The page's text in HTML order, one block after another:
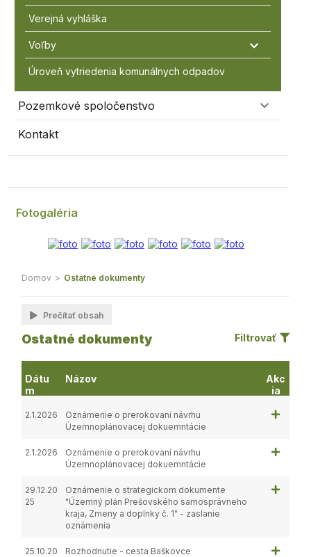
Verejná vyhláška
Voľby
Úroveň vytriedenia komunálnych odpadov
Pozemkové spoločenstvo
Kontakt
Fotogaléria
Domov > Ostatné dokumenty
Prečítať obsah
Ostatné dokumenty Filtrovať
Dátu
m
Názov
Akc
ia
2.1.2026
Oznámenie o prerokovaní návrhu
Územnoplánovacej dokuemntácie
2.1.2026
Oznámenie o prerokovaní návrhu
Územnoplánovacej dokuemntácie
29.12.20
25
Oznámenie o strategickom dokumente
"Územný plán Prešovského samosprávneho
kraja, Zmeny a doplnky č. 1" - zaslanie
oznámenia
25.10.20
Rozhodnutie - cesta Baškovce